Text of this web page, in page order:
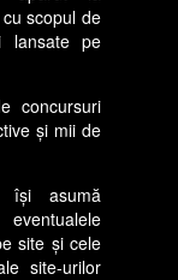
scopul de
lansate pe
concursuri
și mii de
își asumă
site și cele
site-urilor